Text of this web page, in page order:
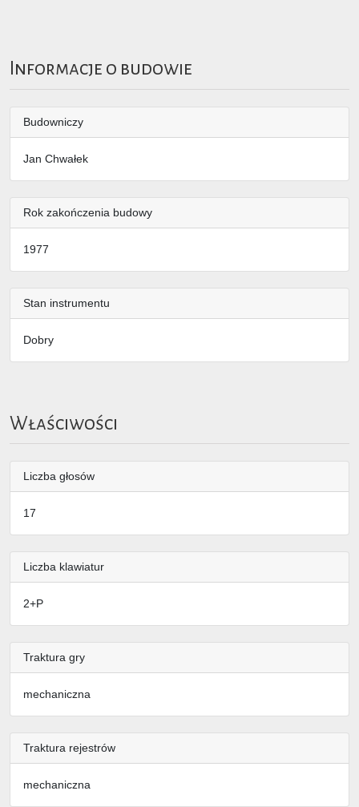
Informacje o budowie
Budowniczy
Jan Chwałek
Rok zakończenia budowy
1977
Stan instrumentu
Dobry
Właściwości
Liczba głosów
17
Liczba klawiatur
2+P
Traktura gry
mechaniczna
Traktura rejestrów
mechaniczna